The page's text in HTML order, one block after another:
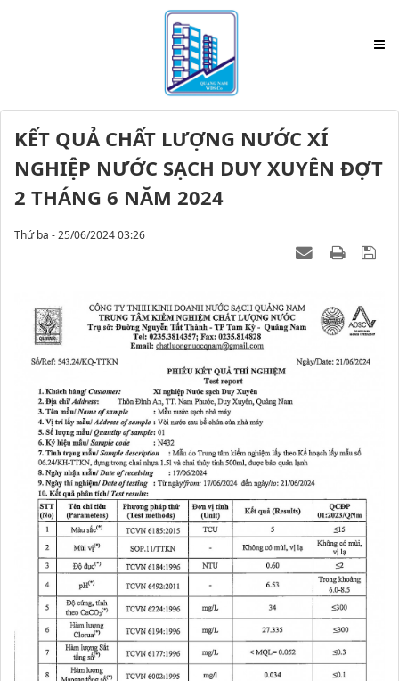
KẾT QUẢ CHẤT LƯỢNG NƯỚC XÍ
NGHIỆP NƯỚC SẠCH DUY XUYÊN ĐỢT
2 THÁNG 6 NĂM 2024
Thứ ba - 25/06/2024 03:26